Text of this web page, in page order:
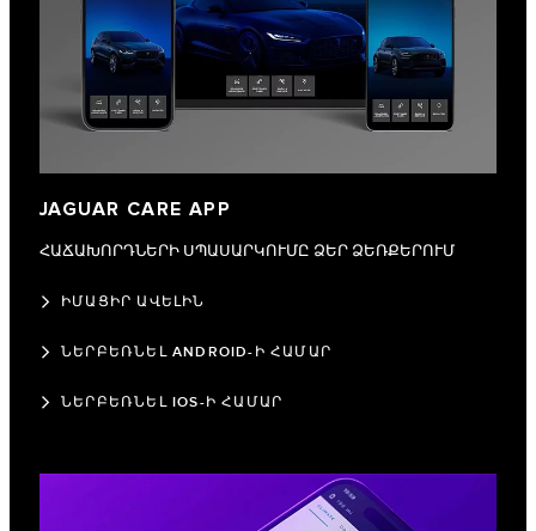
JAGUAR CARE APP
ՀԱՃԱԽՈՐԴՆԵՐԻ ՍՊԱՍԱՐԿՈՒՄԸ ՁԵՐ ՁԵՌՔԵՐՈՒՄ
ԻՄԱՑԻՐ ԱՎԵԼԻՆ
ՆԵՐԲԵՌՆԵԼ ANDROID-Ի ՀԱՄԱՐ
ՆԵՐԲԵՌՆԵԼ IOS-Ի ՀԱՄԱՐ